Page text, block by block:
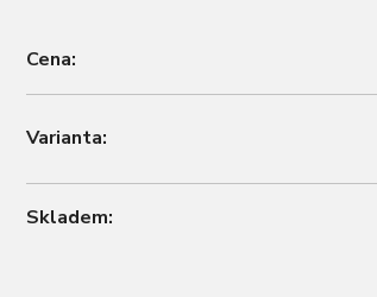
Cena:
Varianta:
Skladem: